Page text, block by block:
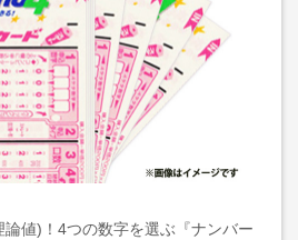
値)！4つの数字を選ぶ『ナンバー